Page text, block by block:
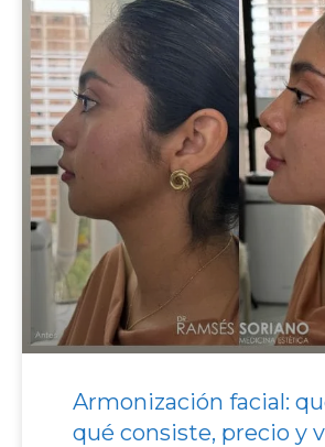
Armonización facial:
qué consiste, precio y